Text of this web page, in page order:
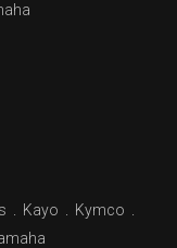
Kayo Kymco